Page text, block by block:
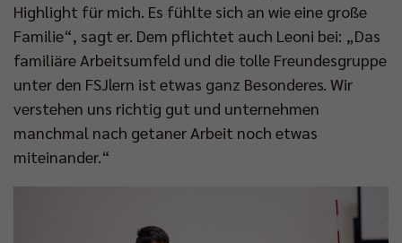
Highlight für mich. Es fühlte sich an wie eine große
Familie“, sagt er. Dem pflichtet auch Leoni bei: „Das
familiäre Arbeitsumfeld und die tolle Freundesgruppe
unter den FSJlern ist etwas ganz Besonderes. Wir
verstehen uns richtig gut und unternehmen
manchmal nach getaner Arbeit noch etwas
miteinander.“